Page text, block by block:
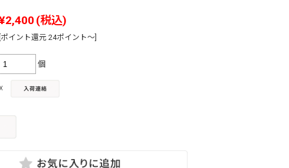
(税込)
[ポイント還元 24ポイント～]
個
☓